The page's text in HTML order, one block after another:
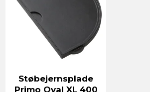
Støbejernsplade
Primo Oval XL 400